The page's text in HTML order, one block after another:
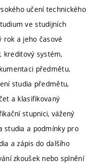
učení technického
ve studijních
rok a jeho časové
kreditový systém,
předmětu,
studia předmětu,
a klasifikovaný
stupnici, vážený
studia a podmínky pro
a zápis do dalšího
zkoušek nebo splnění